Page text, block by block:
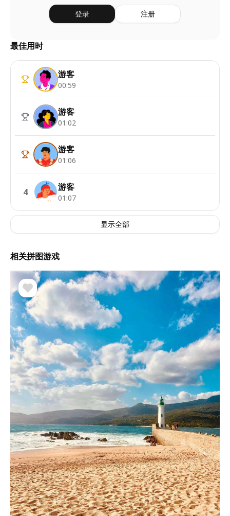
登录 注册
最佳用时
游客
00:59
游客
01:02
游客
01:06
4 游客
01:07
显示全部
相关拼图游戏